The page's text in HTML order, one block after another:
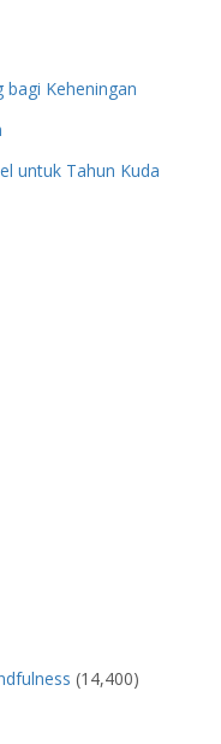
Keheningan
untuk Tahun Kuda
(14,400)